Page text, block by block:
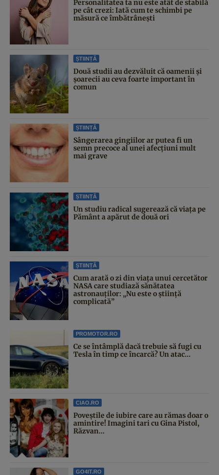
Personalitatea ta nu este atât de stabilă
pe cât crezi: Iată cum te schimbi pe
măsură ce îmbătrânești
ȘTIINȚĂ
Două studii au dezvăluit că oamenii și
șoarecii au ceva foarte important în
comun
ȘTIINȚĂ
Sângerarea gingiilor ar putea fi un
semn precoce al unei afecțiuni mult
mai grave
ȘTIINȚĂ
Un studiu radical sugerează că viața pe
Pământ a apărut de două ori
ȘTIINȚĂ
Cum arată o zi din viața unui cercetător
NASA care studiază sănătatea
astronauților: „Nu este o știință
complicată”
PROMOTOR.RO
Ce se întâmplă dacă trebuie să fugi cu
Tesla în timp ce încarcă? Un atac...
CIAO.RO
Poveştile de iubire care au rămas doar o
amintire! Imagini tari cu Gina Pistol,
Răzvan...
GO4IT.RO